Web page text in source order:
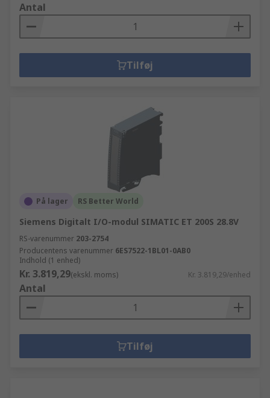
Antal
Tilføj
På lager RS Better World
Siemens Digitalt I/O-modul SIMATIC ET 200S 28.8V
RS-varenummer 203-2754
Producentens varenummer 6ES7522-1BL01-0AB0
Indhold (1 enhed)
Kr. 3.819,29(ekskl. moms) Kr. 3.819,29/enhed
Antal
Tilføj